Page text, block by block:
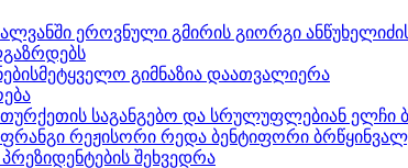
ეროვნული გმირის გიორგი
გიმნაზია დაათვალიერა
საგანგებო და სრულუფლებიან
რეჟისორი რედა ბენტიფორი
შეხვედრა